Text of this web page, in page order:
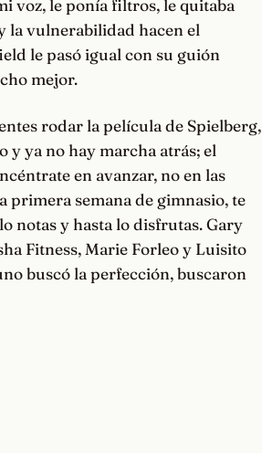
voz, le ponía filtros, le quitaba
la vulnerabilidad hacen el
le pasó igual con su guión
mejor.
rodar la película de Spielberg,
y ya no hay marcha atrás; el
en avanzar, no en las
semana de gimnasio, te
notas y hasta lo disfrutas. Gary
Fitness, Marie Forleo y Luisito
buscó la perfección, buscaron